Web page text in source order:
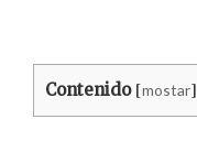
Contenido [mostar]